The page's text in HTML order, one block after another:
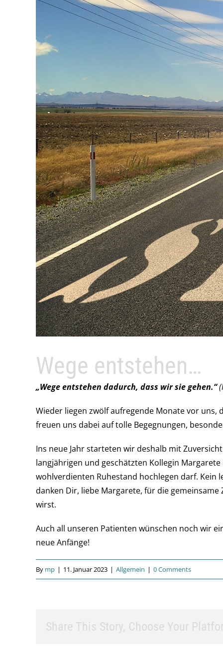
Wege entstehen…
„Wege entstehen dadurch, dass wir sie gehen.“
Wieder liegen zwölf aufregende Monate vor
freuen uns dabei auf tolle Begegnungen,
Ins neue Jahr starteten wir deshalb mit
langjährigen und geschätzten Kollegin
wohlverdienten Ruhestand hochlegen darf. Kein
danken Dir, liebe Margarete, für die
wirst.
Auch all unseren Patienten wünschen noch wir
neue Anfänge!
By mp | 11. Januar 2023 | Allgemein | 0 Comments
Share This Story, Choose Your